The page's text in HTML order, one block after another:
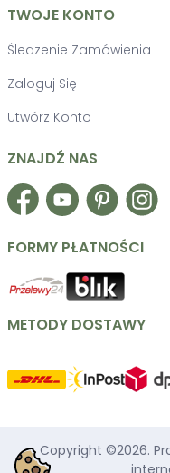
TWOJE KONTO
Śledzenie Zamówienia
Zaloguj Się
Utwórz Konto
ZNAJDŹ NAS
FORMY PŁATNOŚCI
METODY DOSTAWY
Copyright ©2026.